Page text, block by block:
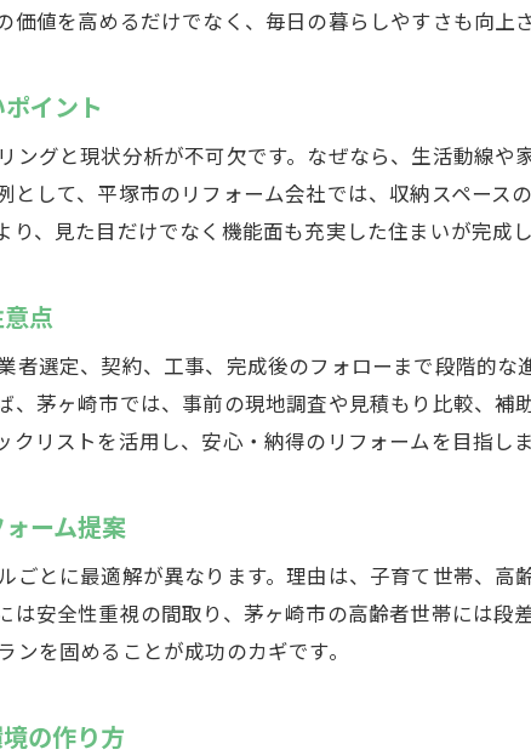
リフォームで叶える暮らしの質向上ポイン
自然素材を使ったリフォームのメリッ
リフォームでデザイン性を高めるコツ
将来を見据えたリフォームプランの考
口コミや評判を活用した安心の業者探
地元リフォーム会社と大手の違いを比
見積もり依頼時に確認すべきポイント
補助金を活用した賢いリフォーム方法
リフォームで賢く補助金を活用する手
茅ヶ崎市平塚市のリフォーム補助金情
補助金申請の流れと必要書類のポイント
値を高めるだけでなく、毎日の暮らしやすさも向上さ
イント
ングと現状分析が不可欠です。なぜなら、生活動線
として、平塚市のリフォーム会社では、収納スペース
、見た目だけでなく機能面も充実した住まいが完成し
点
者選定、契約、工事、完成後のフォローまで段階的
、茅ヶ崎市では、事前の現地調査や見積もり比較、
リストを活用し、安心・納得のリフォームを目指しま
ーム提案
ごとに最適解が異なります。理由は、子育て世帯、
は安全性重視の間取り、茅ヶ崎市の高齢者世帯には
を固めることが成功のカギです。
の作り方